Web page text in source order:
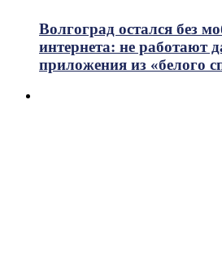
Волгоград остался без
интернета: не работают
приложения из «белого